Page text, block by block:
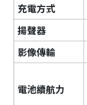
充電方式
揚聲器
影像傳輸
電池續航力